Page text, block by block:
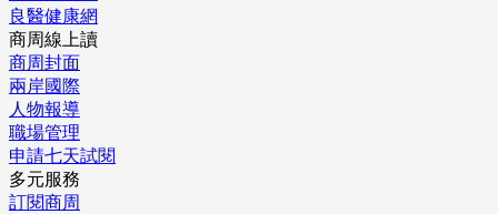
良醫健康網
商周線上讀
商周封面
兩岸國際
人物報導
職場管理
申請七天試閱
多元服務
訂閱商周